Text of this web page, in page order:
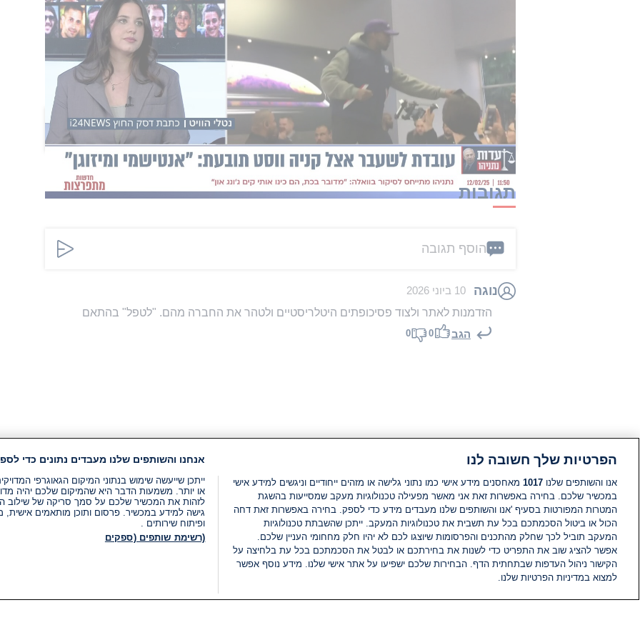
אסרה בריטניה רשמית את כניסתו של ווסט לתחומיה, בעקבות סערה ציבורית
סביב כוונתו להוביל את פסטיבל המוזיקה הוותיק "Wireless" בלונדון. בעקבות החרם
ומשיכת חסויות, המארגנים ביטלו לחלוטין את האירוע והבהירו כי אנטישמיות היא תופעה
מתועבת. מנגד, חשיפת פניו של קהל המעריצים מוכיחה כי עבור הצרכנים שלו, גם שירים
קיצוניים של הראפר שנותרו זמינים ברשת הם קו לגיטימי לחלוטין.
הכתבה הזו קיבלה 1 תגובות הוסף תגובה
תגובות
הוסף תגובה
נוגה 10 ביוני 2026
הזדמנות לאתר ולצוד פסיכופתים היטלריסטיים ולטהר את החברה מהם. "לטפל" בהתאם
הגב 0
0
הפרטיות שלך חשובה לנו
אנו והשותפים שלנו 1017 מאחסנים מידע אישי כמו נתוני גלישה או מזהים ייחודיים וניגשים למידע אישי
במכשיר שלכם. בחירה באפשרות זאת אני מאשר מפעילה טכנולוגיות מעקב שמסייעות בהשגת
המטרות המפורטות בסעיף 'אנו והשותפים שלנו מעבדים מידע כדי לספק. בחירה באפשרות זאת דחה
הכול או ביטול הסכמתכם בכל עת תשבית את טכנולוגיות המעקב. ייתכן שהשבתת טכנולוגיות
המעקב תוביל לכך שחלק מהתכנים והפרסומות שיוצגו לכם לא יהיו חלק מחחומי העניין שלכם.
אפשר להציג שוב את התפריט כדי לשנות את בחירתכם או לבטל את הסכמתכם בכל עת בלחיצה על
הקישור ניהול העדפות שבתחתית הדף. הבחירות שלכם ישפיעו על אתר אישי שלנו. מידע נוסף אפשר
למצוא במדיניות הפרטיות שלנו.
אנחנו והשותפים שלנו מעבדים נתונים כדי
ייתכן שייעשה שימוש בנתוני המיקום הגאוגרפי
או יותר. משמעות הדבר היא שהמיקום שלכם יהיה
לזהות את המכשיר שלכם על סמך סריקה של שילוב
גישה למידע במכשיר. פרסום ותוכן מותאמים אישית,
ופיתוח שירותים .
(רשימת שותפים (ספקים